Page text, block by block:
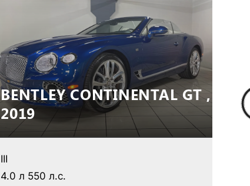
BENTLEY CONTINENTAL GT ,
2019
III
4.0 л 550 л.с.